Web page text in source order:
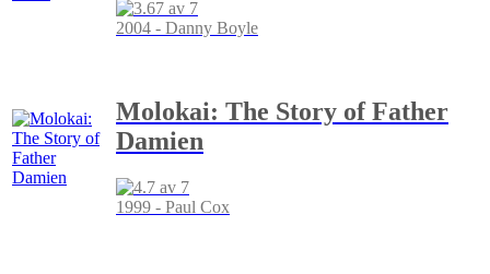
2004 - Danny Boyle
Molokai: The Story of Father
Damien
1999 - Paul Cox